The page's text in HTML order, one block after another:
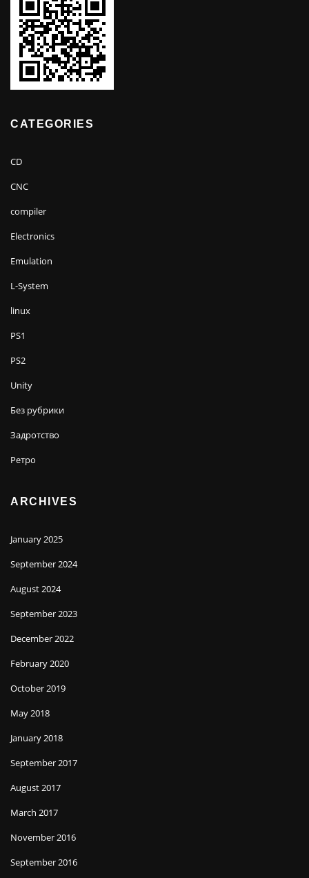
CATEGORIES
CD
CNC
compiler
Electronics
Emulation
L-System
linux
PS1
PS2
Unity
Без рубрики
Задротство
Ретро
ARCHIVES
January 2025
September 2024
August 2024
September 2023
December 2022
February 2020
October 2019
May 2018
January 2018
September 2017
August 2017
March 2017
November 2016
September 2016